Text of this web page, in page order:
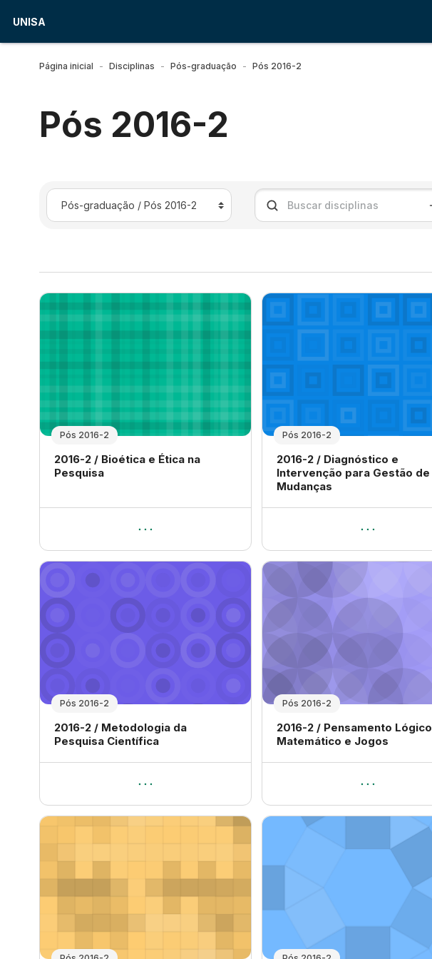
UNISA
Página inicial Disciplinas Pós-graduação Pós 2016-2
Pós 2016-2
Categorias de Disciplinas
Buscar disciplinas
Pós 2016-2
Nome da disciplina
2016-2 / Bioética e Ética na
Pesquisa
Pós 2016-2
Nome da disciplina
2016-2 / Diagnóstico e
Intervenção para Gestão de
Mudanças
Pós 2016-2
Nome da disciplina
2016-2 / Metodologia da
Pesquisa Científica
Pós 2016-2
Nome da disciplina
2016-2 / Pensamento Lógico
Matemático e Jogos